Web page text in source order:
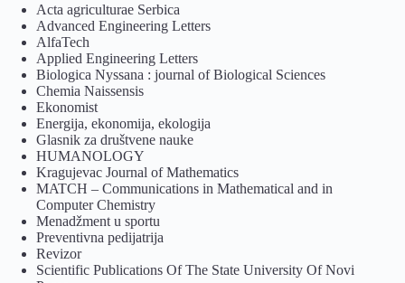
Acta agriculturae Serbica
Advanced Engineering Letters
AlfaTech
Applied Engineering Letters
Biologica Nyssana : journal of Biological Sciences
Chemia Naissensis
Ekonomist
Energija, ekonomija, ekologija
Glasnik za društvene nauke
HUMANOLOGY
Kragujevac Journal of Mathematics
MATCH – Communications in Mathematical and in
Computer Chemistry
Menadžment u sportu
Preventivna pedijatrija
Revizor
Scientific Publications Of The State University Of Novi